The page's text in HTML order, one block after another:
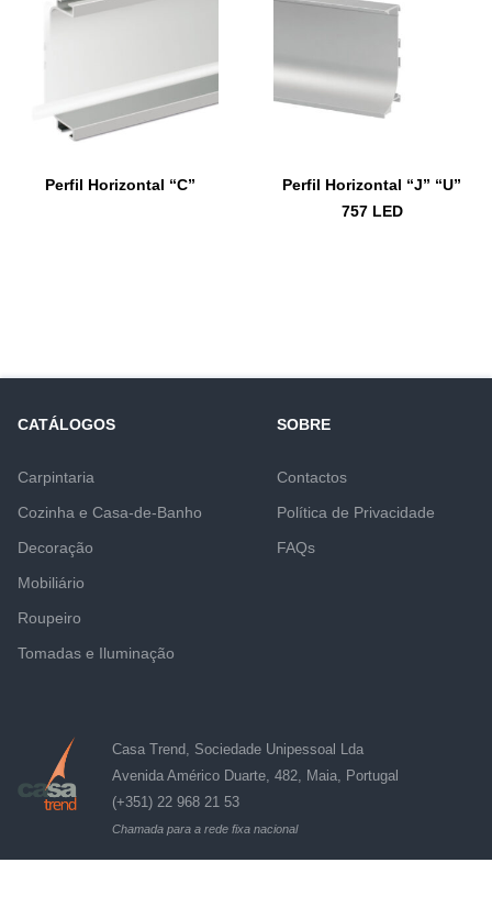
Perfil Horizontal “C”
Perfil Horizontal “J” “U”
757 LED
CATÁLOGOS
Carpintaria
Cozinha e Casa-de-Banho
Decoração
Mobiliário
Roupeiro
Tomadas e Iluminação
SOBRE
Contactos
Política de Privacidade
FAQs
Casa Trend, Sociedade Unipessoal Lda
Avenida Américo Duarte, 482, Maia, Portugal
(+351) 22 968 21 53
Chamada para a rede fixa nacional